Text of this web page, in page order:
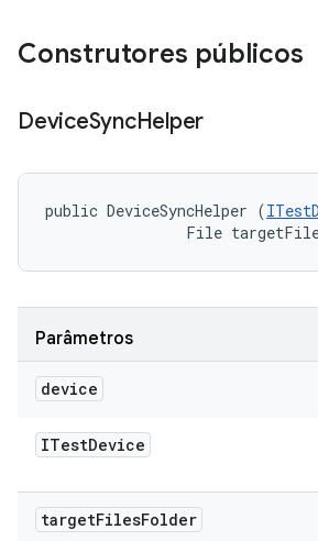
Construtores públicos
DeviceSyncHelper
public DeviceSyncHelper (
File
Parâmetros
device
ITestDevice
targetFilesFolder